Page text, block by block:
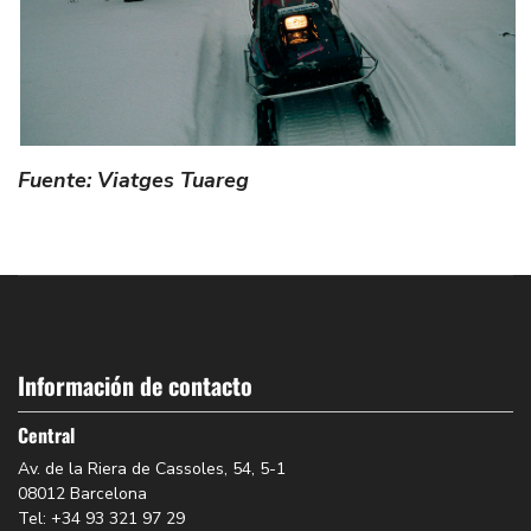
Fuente: Viatges Tuareg
Información de contacto
Central
Av. de la Riera de Cassoles, 54, 5-1
08012 Barcelona
Tel: +34 93 321 97 29